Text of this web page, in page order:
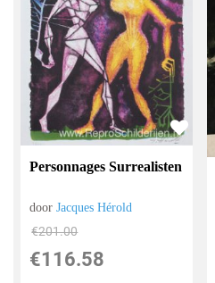
Personnages Surrealisten
doorJacques Hérold
€201.00
€116.58